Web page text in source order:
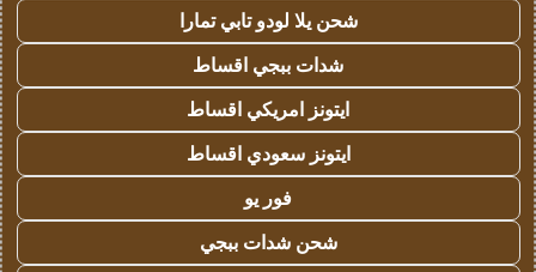
شحن يلا لودو تابي تمارا
شدات ببجي اقساط
ايتونز امريكي اقساط
ايتونز سعودي اقساط
فور يو
شحن شدات ببجي